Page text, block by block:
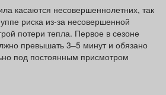
касаются несовершеннолетних, так
риска из-за несовершенной
потери тепла. Первое в сезоне
превышать 3–5 минут и обязано
под постоянным присмотром